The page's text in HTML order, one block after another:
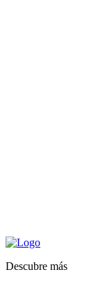
Descubre más